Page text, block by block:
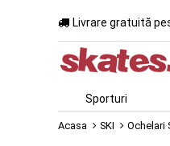
Livrare gratuită
Sporturi
Acasa SKI Ochelari